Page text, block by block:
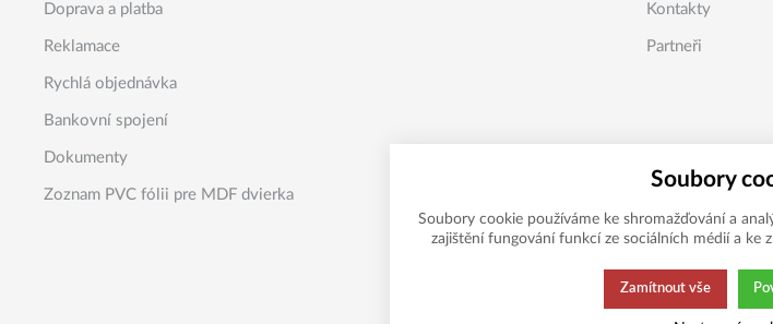
Doprava a platba
Reklamace
Rychlá objednávka
Bankovní spojení
Dokumenty
Zoznam PVC fólii pre MDF dvierka
Kontakty
Partneři
Soubory
Soubory cookie používáme ke shromažďování a
zajištění fungování funkcí ze sociálních médií a ke
Zamítnout vše